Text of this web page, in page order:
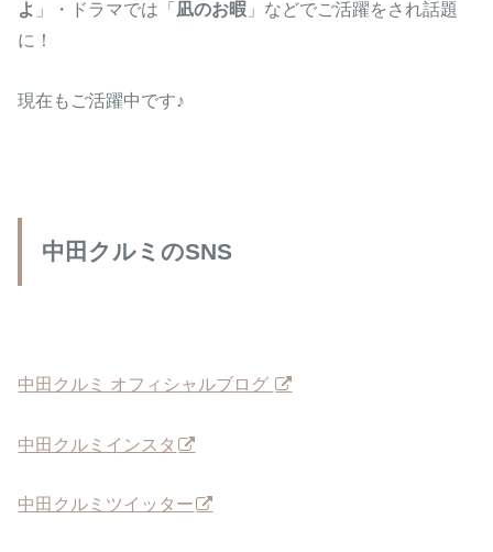
よ 」・ドラマでは「 凪のお暇 」などでご活躍をされ話題
に！
現在もご活躍中です♪
中田クルミのSNS
中田クルミ オフィシャルブログ
中田クルミインスタ
中田クルミツイッター